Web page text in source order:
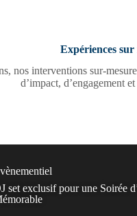
Expériences sur
nos interventions sur-
d’impact, d’engagement
set exclusif pour une Soirée